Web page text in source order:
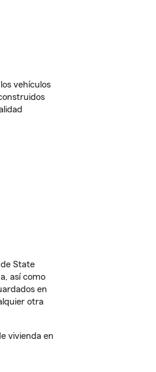
vehículos
de State
así como
en
otra
vivienda en